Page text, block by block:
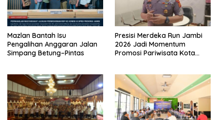
Mazlan Bantah Isu
Pengalihan Anggaran Jalan
Simpang Betung–Pintas
Presisi Merdeka Run Jambi
2026 Jadi Momentum
Promosi Pariwisata Kota